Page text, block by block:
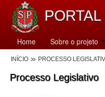
Home Sobre o projeto
INÍCIO PROCESSO
Processo Legislativo